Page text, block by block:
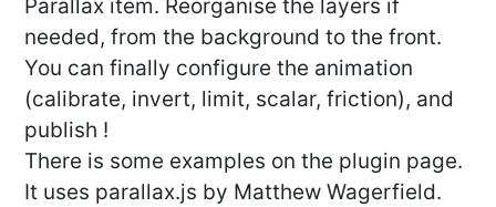
Parallax item. Reorganise the layers if
needed, from the background to the front.
You can finally configure the animation
(calibrate, invert, limit, scalar, friction), and
publish !
There is some examples on the plugin page.
It uses parallax.js by Matthew Wagerfield.